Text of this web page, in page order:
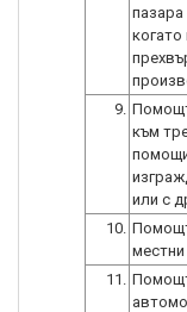
пазара
9.
към
или с
10.
местни
11.